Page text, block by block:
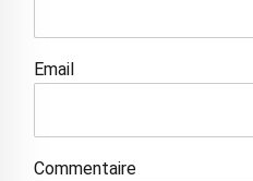
Email
Commentaire